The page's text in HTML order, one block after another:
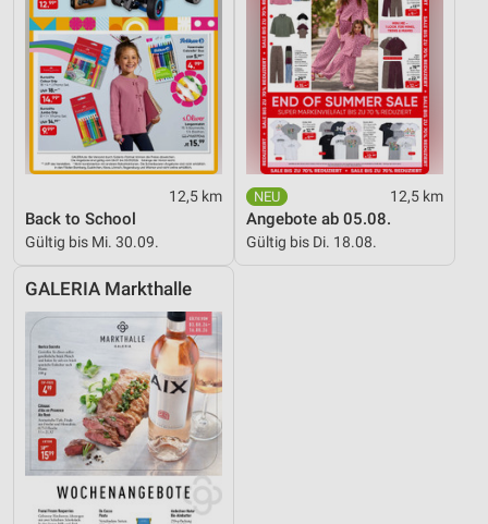
12,5 km
Back to School
Gültig bis Mi. 30.09.
12,5 km
Angebote ab 05.08.
Gültig bis Di. 18.08.
GALERIA Markthalle